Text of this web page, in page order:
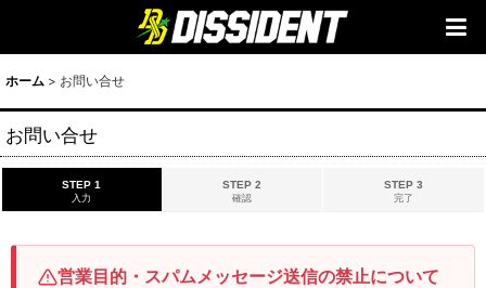
ホーム > お問い合せ
お問い合せ
STEP 1
入力
STEP 2
確認
STEP 3
完了
営業目的・スパムメッセージ送信の禁止について